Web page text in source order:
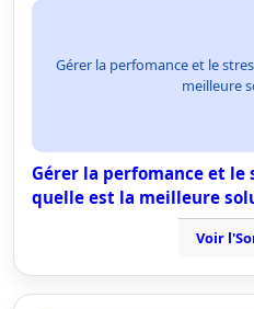
Gérer la perfomance et le
meilleure
Gérer la perfomance et le
quelle est la meilleure
Voir